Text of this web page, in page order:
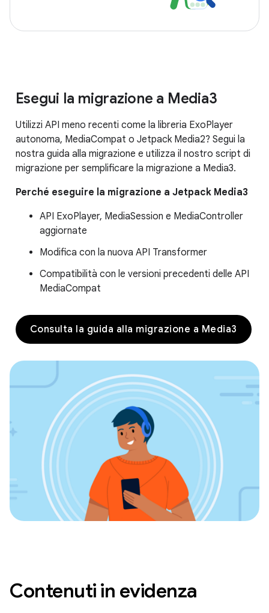
Esegui la migrazione a Media3
Utilizzi API meno recenti come la libreria ExoPlayer
autonoma, MediaCompat o Jetpack Media2? Segui la
nostra guida alla migrazione e utilizza il nostro script di
migrazione per semplificare la migrazione a Media3.
Perché eseguire la migrazione a Jetpack Media3
API ExoPlayer, MediaSession e MediaController
aggiornate
Modifica con la nuova API Transformer
Compatibilità con le versioni precedenti delle API
MediaCompat
Consulta la guida alla migrazione a Media3
Contenuti in evidenza